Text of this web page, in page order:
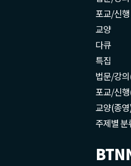
포교/신행
교양
다큐
특집
법문/강
포교/신
교양(종
주제별 분